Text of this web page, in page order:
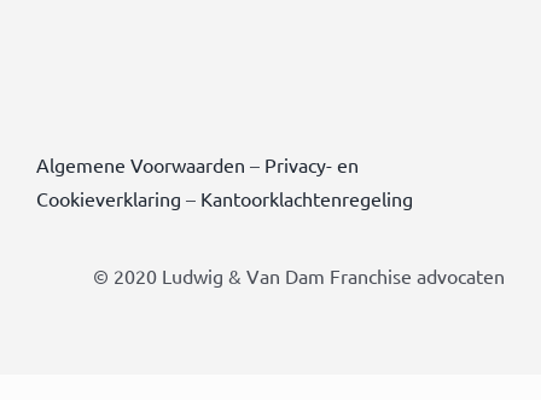
Algemene Voorwaarden – Privacy- en
Cookieverklaring – Kantoorklachtenregeling
© 2020 Ludwig & Van Dam Franchise advocaten